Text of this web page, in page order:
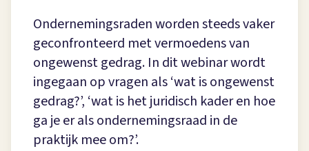
Ondernemingsraden worden steeds vaker
geconfronteerd met vermoedens van
ongewenst gedrag. In dit webinar wordt
ingegaan op vragen als ‘wat is ongewenst
gedrag?’, ‘wat is het juridisch kader en hoe
ga je er als ondernemingsraad in de
praktijk mee om?’.